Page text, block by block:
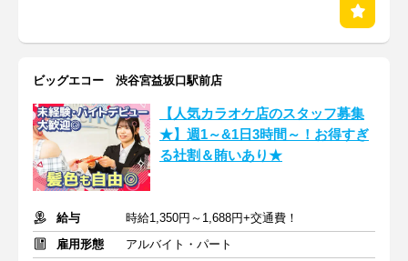
ビッグエコー 渋谷宮益坂口駅前店
【人気カラオケ店のスタッフ募集
★】週1～&1日3時間～！お得すぎ
る社割＆賄いあり★
給与
時給1,350円～1,688円+交通費！
雇用形態
アルバイト・パート